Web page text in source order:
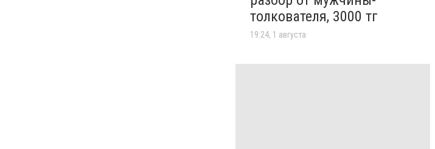
толкователя, 3000 тг
19:24, 1 августа